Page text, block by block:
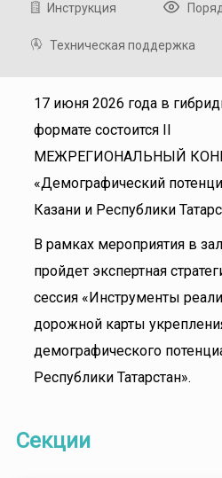
Инструкция
Техническая поддержка
17 июня 2026 года в
формате состоится II
МЕЖРЕГИОНАЛЬНЫЙ
«Демографический
Казани и Республики
В рамках мероприятия в
пройдет экспертная
сессия «Инструменты
дорожной карты
демографического
Республики Татарстан».
Секции